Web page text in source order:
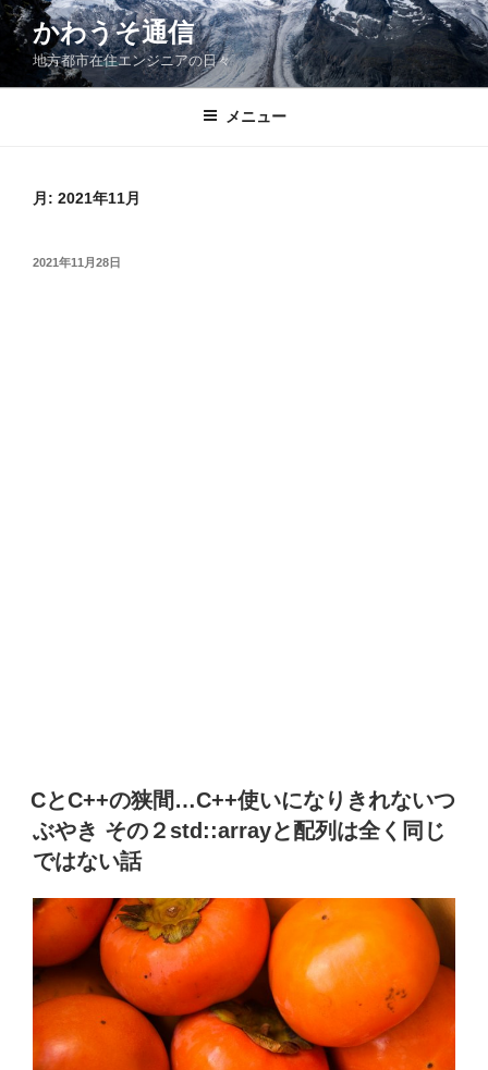
コ
ン
ン
かわうそ通信
地方都市在住エンジニアの日々
メニュー
月: 2021年11月
投
2021年11月28日
CとC++の狭間…C++使いになりきれないつ
ぶやき その２std::arrayと配列は全く同じ
ではない話